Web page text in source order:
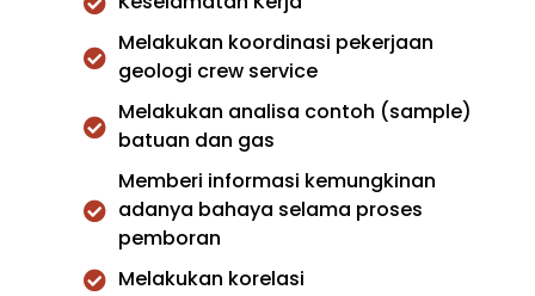
Melakukan koordinasi pekerjaan
geologi crew service
Melakukan analisa contoh (sample)
batuan dan gas
Memberi informasi kemungkinan
adanya bahaya selama proses
pemboran
Melakukan korelasi